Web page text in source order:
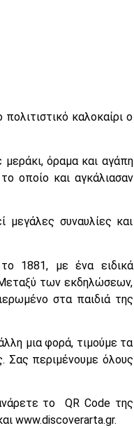
καλοκαίρι ο
όραμα και αγάπη
οποίο και αγκάλιασαν
συναυλίες και
1881, με ένα ειδικά
Μεταξύ των εκδηλώσεων,
στα παιδιά της
μια φορά, τιμούμε τα
Σας περιμένουμε όλους
το QR Code της
www.discoverarta.gr.